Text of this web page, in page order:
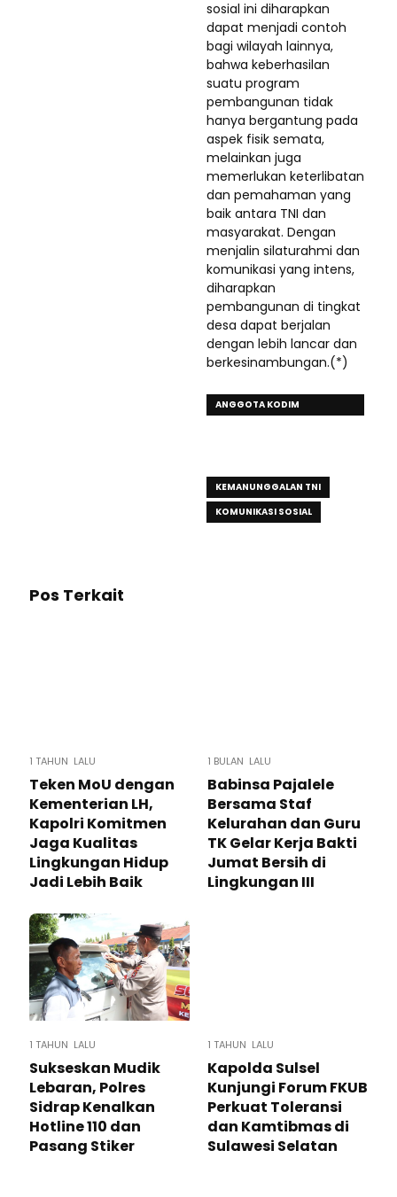
sosial ini diharapkan
dapat menjadi contoh
bagi wilayah lainnya,
bahwa keberhasilan
suatu program
pembangunan tidak
hanya bergantung pada
aspek fisik semata,
melainkan juga
memerlukan keterlibatan
dan pemahaman yang
baik antara TNI dan
masyarakat. Dengan
menjalin silaturahmi dan
komunikasi yang intens,
diharapkan
pembangunan di tingkat
desa dapat berjalan
dengan lebih lancar dan
berkesinambungan.(*)
ANGGOTA KODIM
KEMANUNGGALAN TNI
KOMUNIKASI SOSIAL
Pos Terkait
1 TAHUN LALU
Teken MoU dengan
Kementerian LH,
Kapolri Komitmen
Jaga Kualitas
Lingkungan Hidup
Jadi Lebih Baik
1 BULAN LALU
Babinsa Pajalele
Bersama Staf
Kelurahan dan Guru
TK Gelar Kerja Bakti
Jumat Bersih di
Lingkungan III
1 TAHUN LALU
Sukseskan Mudik
Lebaran, Polres
Sidrap Kenalkan
Hotline 110 dan
Pasang Stiker
1 TAHUN LALU
Kapolda Sulsel
Kunjungi Forum FKUB
Perkuat Toleransi
dan Kamtibmas di
Sulawesi Selatan